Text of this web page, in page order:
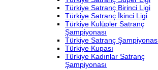
Türkiye Satranç Birinci Ligi
Türkiye Satranç İkinci Ligi
Türkiye Kulüpler Satranç
Şampiyonası
Türkiye Satranç
Türkiye Kupası
Türkiye Kadınlar Satranç
Şampiyonası